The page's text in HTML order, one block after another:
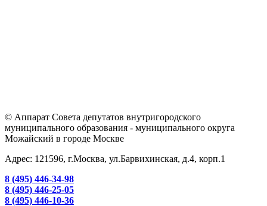
© Аппарат Совета депутатов внутригородского
муниципального образования - муниципального округа
Можайский в городе Москве
Адрес: 121596, г.Москва, ул.Барвихинская, д.4, корп.1
8 (495) 446-34-98
8 (495) 446-25-05
8 (495) 446-10-36